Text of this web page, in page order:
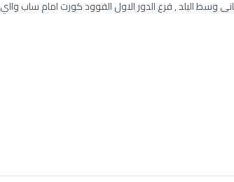
وسط البلد , فرع الدور الاول الفوود كورت امام ساب وااي